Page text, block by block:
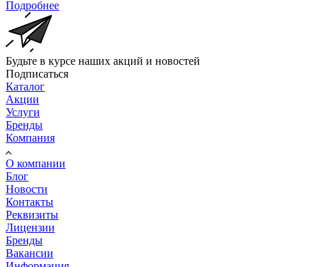
Подробнее
Будьте в курсе наших акций и новостей
Подписаться
Каталог
Акции
Услуги
Бренды
Компания
О компании
Блог
Новости
Контакты
Реквизиты
Лицензии
Бренды
Вакансии